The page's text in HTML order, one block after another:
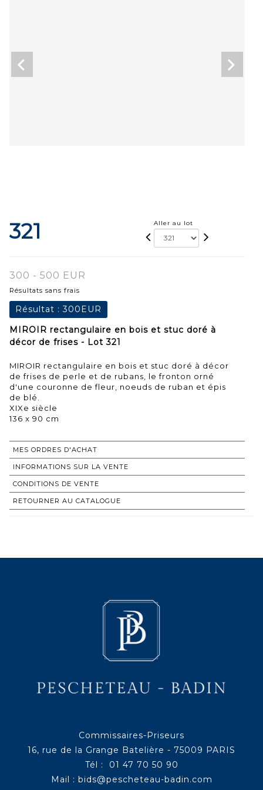
321 Aller au lot
300 - 500 EUR
Résultats sans frais
Résultat :300EUR
MIROIR rectangulaire en bois et stuc doré à
décor de frises - Lot 321
MIROIR rectangulaire en bois et stuc doré à décor
de frises de perle et de rubans, le fronton orné
d'une couronne de fleur, noeuds de ruban et épis
de blé.
XIXe siècle
136 x 90 cm
MES ORDRES D'ACHAT
INFORMATIONS SUR LA VENTE
CONDITIONS DE VENTE
RETOURNER AU CATALOGUE
Commissaires-Priseurs
16, rue de la Grange Batelière - 75009 PARIS
Tél : 01 47 70 50 90
Mail : bids@pescheteau-badin.com